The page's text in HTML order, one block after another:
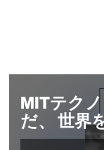
MITテク
だ、 世界